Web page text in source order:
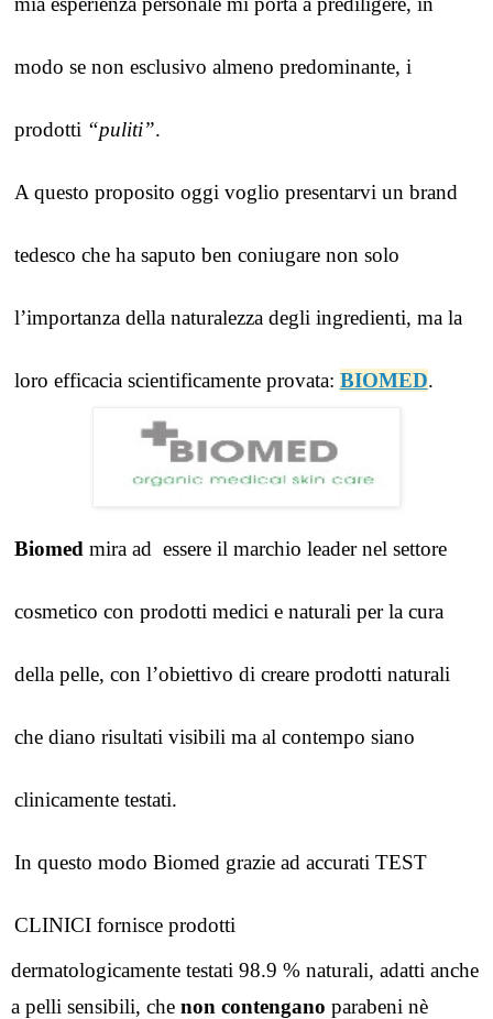
modo se non esclusivo almeno predominante, i
prodotti “puliti”.
A questo proposito oggi voglio presentarvi un brand
tedesco che ha saputo ben coniugare non solo
l’importanza della naturalezza degli ingredienti, ma la
loro efficacia scientificamente provata: BIOMED.
Biomed mira ad essere il marchio leader nel settore
cosmetico con prodotti medici e naturali per la cura
della pelle, con l’obiettivo di creare prodotti naturali
che diano risultati visibili ma al contempo siano
clinicamente testati.
In questo modo Biomed grazie ad accurati TEST
CLINICI fornisce prodotti
dermatologicamente testati 98.9 % naturali, adatti anche
a pelli sensibili, che non contengano parabeni nè